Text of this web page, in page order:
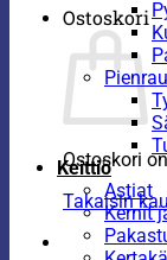
Ostoskori
Ostoskori
Takaisin
Keittiö
Astiat
Kernit